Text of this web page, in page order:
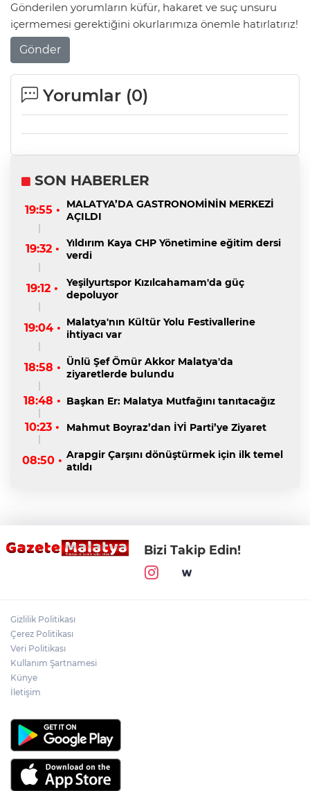
Gönderilen yorumların küfür, hakaret ve suç unsuru
içermemesi gerektiğini okurlarımıza önemle hatırlatırız!
Gönder
Yorumlar (0)
SON HABERLER
19:55 •
MALATYA’DA GASTRONOMİNİN MERKEZİ
AÇILDI
19:32 •
Yıldırım Kaya CHP Yönetimine eğitim dersi
verdi
19:12 •
Yeşilyurtspor Kızılcahamam'da güç
depoluyor
19:04 • Malatya'nın Kültür Yolu Festivallerine
ihtiyacı var
18:58 • Ünlü Şef Ömür Akkor Malatya'da
ziyaretlerde bulundu
18:48 • Başkan Er: Malatya Mutfağını tanıtacağız
10:23 • Mahmut Boyraz’dan İYİ Parti’ye Ziyaret
08:50 • Arapgir Çarşını dönüştürmek için ilk temel
atıldı
Bizi Takip Edin!
Gizlilik Politikası
Çerez Politikası
Veri Politikası
Kullanım Şartnamesi
Künye
İletişim